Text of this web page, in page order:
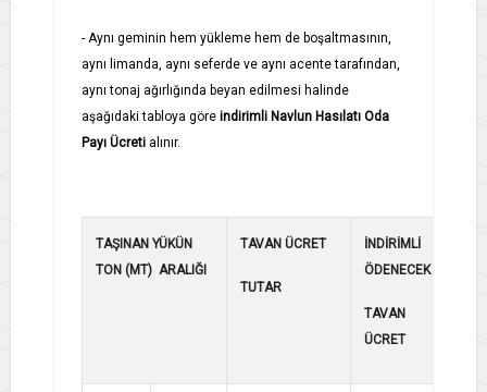
- Aynı geminin hem yükleme hem de boşaltmasının,
aynı limanda, aynı seferde ve aynı acente tarafından,
aynı tonaj ağırlığında beyan edilmesi halinde
aşağıdaki tabloya göre indirimli Navlun Hasılatı Oda
Payı Ücreti alınır.
TAŞINAN YÜKÜN
TON (MT) ARALIĞI
TAVAN ÜCRET
TUTAR
İNDİRİMLİ
ÖDENECEK
TAVAN
ÜCRET